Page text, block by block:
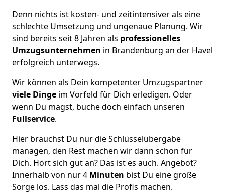
Denn nichts ist kosten- und zeitintensiver als eine
schlechte Umsetzung und ungenaue Planung. Wir
sind bereits seit 8 Jahren als professionelles
Umzugsunternehmen in Brandenburg an der Havel
erfolgreich unterwegs.
Wir können als Dein kompetenter Umzugspartner
viele Dinge im Vorfeld für Dich erledigen. Oder
wenn Du magst, buche doch einfach unseren
Fullservice.
Hier brauchst Du nur die Schlüsselübergabe
managen, den Rest machen wir dann schon für
Dich. Hört sich gut an? Das ist es auch. Angebot?
Innerhalb von nur 4 Minuten bist Du eine große
Sorge los. Lass das mal die Profis machen.